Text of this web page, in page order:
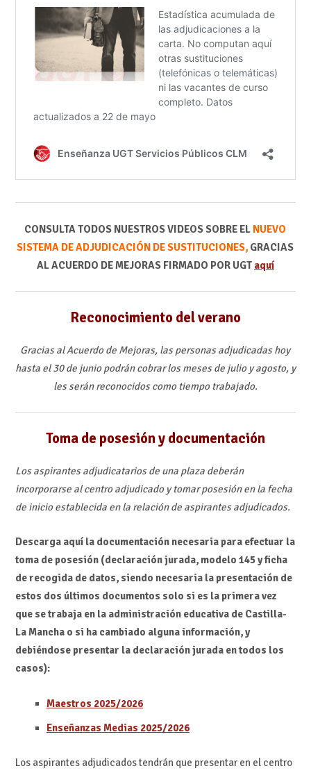
CONSULTA TODOS NUESTROS VIDEOS SOBRE EL NUEVO
SISTEMA DE ADJUDICACIÓN DE SUSTITUCIONES, GRACIAS
AL ACUERDO DE MEJORAS FIRMADO POR UGT aquí
Reconocimiento del verano
Gracias al Acuerdo de Mejoras, las personas adjudicadas hoy
hasta el 30 de junio podrán cobrar los meses de julio y agosto, y
les serán reconocidos como tiempo trabajado.
Toma de posesión y documentación
Los aspirantes adjudicatarios de una plaza deberán
incorporarse al centro adjudicado y tomar posesión en la fecha
de inicio establecida en la relación de aspirantes adjudicados.
Descarga aquí la documentación necesaria para efectuar la
toma de posesión (declaración jurada, modelo 145 y ficha
de recogida de datos, siendo necesaria la presentación de
estos dos últimos documentos solo si es la primera vez
que se trabaja en la administración educativa de Castilla-
La Mancha o si ha cambiado alguna información, y
debiéndose presentar la declaración jurada en todos los
casos):
Maestros 2025/2026
Enseñanzas Medias 2025/2026
Los aspirantes adjudicados tendrán que presentar en el centro